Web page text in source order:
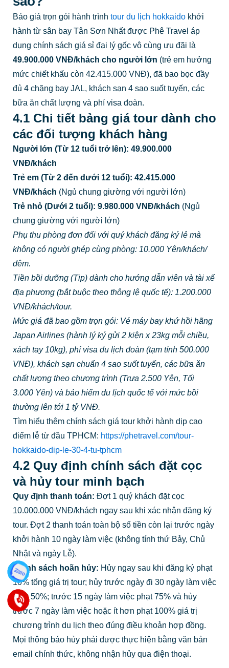
Báo giá trọn gói hành trình tour du lịch hokkaidokhởi
hành từ sân bay Tân Sơn Nhất được Phê Travel áp
dụng chính sách giá sỉ đại lý gốc vô cùng ưu đãi là
49.900.000 VNĐ/khách cho người lớn (trẻ em hưởng
mức chiết khấu còn 42.415.000 VNĐ), đã bao bọc đầy
đủ 4 chặng bay JAL, khách sạn 4 sao suốt tuyến, các
bữa ăn chất lượng và phí visa đoàn.
4.1 Chi tiết bảng giá tour dành cho
các đối tượng khách hàng
Người lớn (Từ 12 tuổi trở lên): 49.900.000
VNĐ/khách
Trẻ em (Từ 2 đến dưới 12 tuổi): 42.415.000
VNĐ/khách (Ngủ chung giường với người lớn)
Trẻ nhỏ (Dưới 2 tuổi): 9.980.000 VNĐ/khách (Ngủ
chung giường với người lớn)
Phụ thu phòng đơn đối với quý khách đăng ký lẻ mà
không có người ghép cùng phòng: 10.000 Yên/khách/
đêm.
Tiền bồi dưỡng (Tip) dành cho hướng dẫn viên và tài xế
địa phương (bắt buộc theo thông lệ quốc tế): 1.200.000
VNĐ/khách/tour.
Mức giá đã bao gồm trọn gói: Vé máy bay khứ hồi hãng
Japan Airlines (hành lý ký gửi 2 kiện x 23kg mỗi chiều,
xách tay 10kg), phí visa du lịch đoàn (tạm tính 500.000
VNĐ), khách sạn chuẩn 4 sao suốt tuyến, các bữa ăn
chất lượng theo chương trình (Trưa 2.500 Yên, Tối
3.000 Yên) và bảo hiểm du lịch quốc tế với mức bồi
thường lên tới 1 tỷ VNĐ.
Tìm hiểu thêm chính sách giá tour khởi hành dịp cao
điểm lễ từ đầu TPHCM: https://phetravel.com/tour-
hokkaido-dip-le-30-4-tu-tphcm
4.2 Quy định chính sách đặt cọc
và hủy tour minh bạch
Quy định thanh toán: Đợt 1 quý khách đặt cọc
10.000.000 VNĐ/khách ngay sau khi xác nhận đăng ký
tour. Đợt 2 thanh toán toàn bộ số tiền còn lại trước ngày
khởi hành 10 ngày làm việc (không tính thứ Bảy, Chủ
Nhật và ngày Lễ).
Chính sách hoãn hủy: Hủy ngay sau khi đăng ký phạt
10% tổng giá trị tour; hủy trước ngày đi 30 ngày làm việc
phạt 50%; trước 15 ngày làm việc phạt 75% và hủy
trước 7 ngày làm việc hoặc ít hơn phạt 100% giá trị
chương trình du lịch theo đúng điều khoản hợp đồng.
Mọi thông báo hủy phải được thực hiện bằng văn bản
email chính thức, không nhận hủy qua điện thoại.